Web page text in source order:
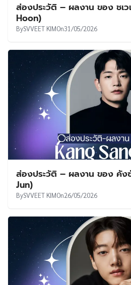
ส่องประวัติ – ผลงาน ของ ชเ
Hoon)
BySVVEET KIMOn31/05/2026
ส่องประวัติ – ผลงาน ของ คัง
Jun)
BySVVEET KIMOn26/05/2026